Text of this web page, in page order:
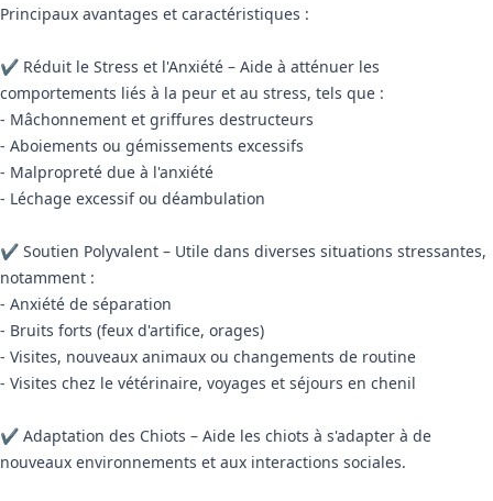
Principaux avantages et caractéristiques :
✔ Réduit le Stress et l'Anxiété – Aide à atténuer les
comportements liés à la peur et au stress, tels que :
- Mâchonnement et griffures destructeurs
- Aboiements ou gémissements excessifs
- Malpropreté due à l'anxiété
- Léchage excessif ou déambulation
✔ Soutien Polyvalent – Utile dans diverses situations stressantes,
notamment :
- Anxiété de séparation
- Bruits forts (feux d'artifice, orages)
- Visites, nouveaux animaux ou changements de routine
- Visites chez le vétérinaire, voyages et séjours en chenil
✔ Adaptation des Chiots – Aide les chiots à s'adapter à de
nouveaux environnements et aux interactions sociales.